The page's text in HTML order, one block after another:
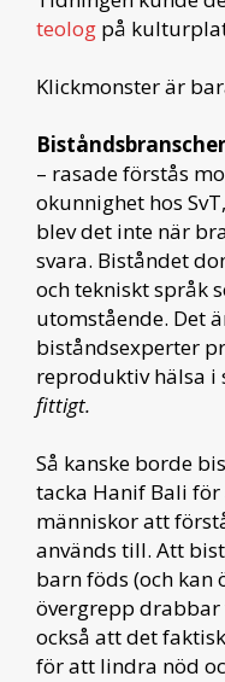
teolog på
Klickmonster är
– rasade förstås
okunnighet hos
blev det inte när
svara. Biståndet
och tekniskt språk
utomstående. Det
biståndsexperter
reproduktiv hälsa i
fittigt.
Så kanske borde
tacka Hanif Bali
människor att
används till. Att
barn föds (och kan
övergrepp
också att det
för att lindra nöd